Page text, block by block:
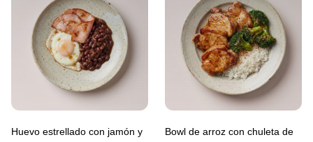
Huevo estrellado con jamón y
Bowl de arroz con chuleta de